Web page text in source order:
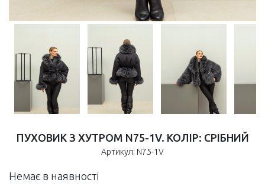
ПУХОВИК З ХУТРОМ N75-1V. КОЛІР: СРІБНИЙ
Артикул: N75-1V
Немає в наявності